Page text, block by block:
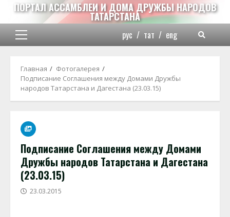
Перейти
содержимому
ПОРТАЛ АССАМБЛЕИ И ДОМА ДРУЖБЫ НАРОДОВ
ТАТАРСТАНА
Основное
рус / тат / eng
Главная
Фотогалерея
Подписание Соглашения между Домами Дружбы
народов Татарстана и Дагестана (23.03.15)
Подписание Соглашения между Домами
Дружбы народов Татарстана и Дагестана
(23.03.15)
23.03.2015